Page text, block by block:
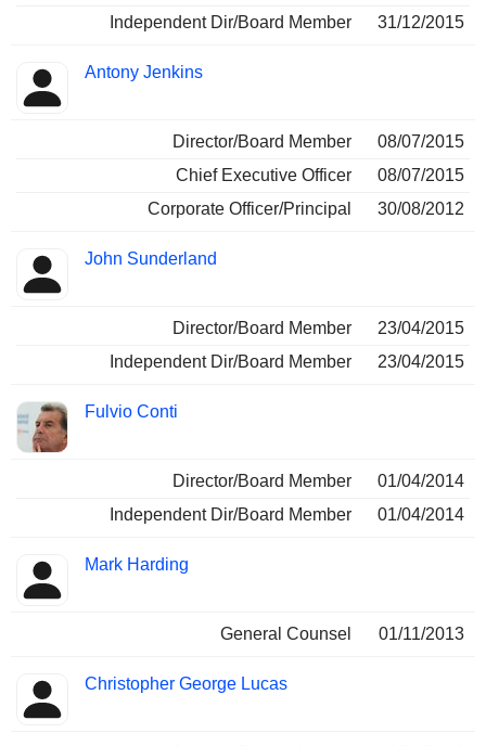
Independent Dir/Board Member
31/12/2015
Antony Jenkins
Director/Board Member
08/07/2015
Chief Executive Officer
08/07/2015
Corporate Officer/Principal
30/08/2012
John Sunderland
Director/Board Member
23/04/2015
Independent Dir/Board Member
23/04/2015
Fulvio Conti
Director/Board Member
01/04/2014
Independent Dir/Board Member
01/04/2014
Mark Harding
General Counsel 01/11/2013
Christopher George Lucas